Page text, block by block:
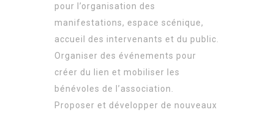
pour l’organisation des
manifestations, espace scénique,
accueil des intervenants et du public.
Organiser des événements pour
créer du lien et mobiliser les
bénévoles de l’association.
Proposer et développer de nouveaux